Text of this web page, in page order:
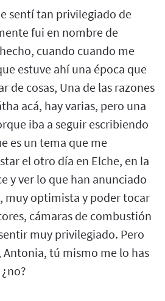
sentí tan privilegiado de
fui en nombre de
cuando cuando me
estuve ahí una época que
de cosas, Una de las razones
acá, hay varias, pero una
iba a seguir escribiendo
es un tema que me
el otro día en Elche, en la
y ver lo que han anunciado
muy optimista y poder tocar
cámaras de combustión
muy privilegiado. Pero
tú mismo me lo has